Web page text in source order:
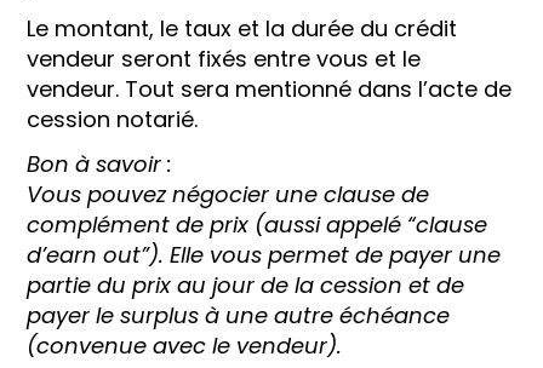
Le montant, le taux et la durée du crédit
vendeur seront fixés entre vous et le
vendeur. Tout sera mentionné dans l’acte de
cession notarié.
Bon à savoir :
Vous pouvez négocier une clause de
complément de prix (aussi appelé “clause
d’earn out”). Elle vous permet de payer une
partie du prix au jour de la cession et de
payer le surplus à une autre échéance
(convenue avec le vendeur).